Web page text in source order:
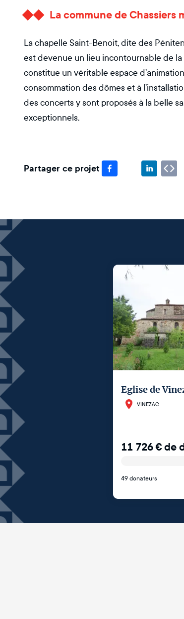
La commune de Chassiers
La chapelle Saint-Benoit, dite des
est devenue un lieu incontournable de la
constitue un véritable espace
consommation des dômes et à
des concerts y sont proposés à la belle
exceptionnels.
Partager ce projet
Eglise de
VINEZAC
11 726€de
49 donateurs